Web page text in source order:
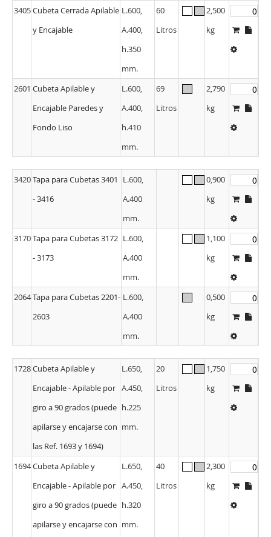
3405Cubeta Cerrada Apilable
y Encajable
L.600,
A.400,
h.350
mm.
60
Litros
2,500
kg
2601 Cubeta Apilable y
Encajable Paredes y
Fondo Liso
L.600,
A.400,
h.410
mm.
69
Litros
2,790
kg
3420Tapa para Cubetas 3401
- 3416
L.600,
A.400
mm.
0,900
kg
3170Tapa para Cubetas 3172
- 3173
L.600,
A.400
mm.
1,100
kg
2064Tapa para Cubetas 2201-
2603
L.600,
A.400
mm.
0,500
kg
1728Cubeta Apilable y
Encajable - Apilable por
giro a 90 grados (puede
apilarse y encajarse con
las Ref. 1693 y 1694)
L.650,
A.450,
h.225
mm.
20
Litros
1,750
kg
1694Cubeta Apilable y
Encajable - Apilable por
giro a 90 grados (puede
apilarse y encajarse con
L.650,
A.450,
h.320
mm.
40
Litros
2,300
kg